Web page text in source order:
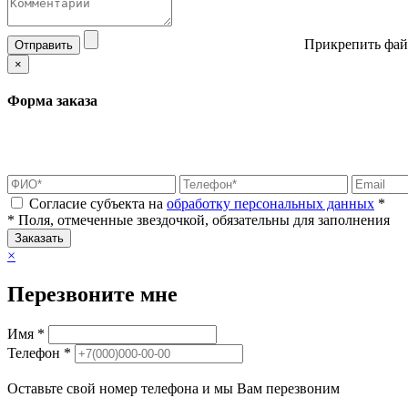
Отправить Прикрепить
×
Форма заказа
Согласие субъекта на обработку персональных данных *
* Поля, отмеченные звездочкой, обязательны для заполнения
Заказать
×
Перезвоните мне
Имя *
Телефон *
Оставьте свой номер телефона и мы Вам перезвоним